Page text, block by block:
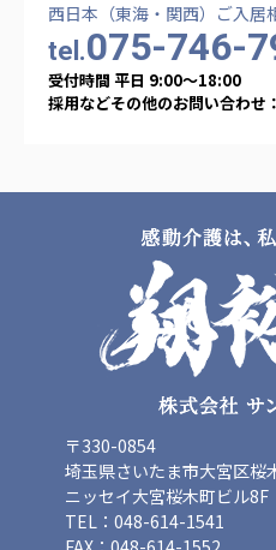
西日本（東海・関西）ご入居
tel.075-746-
受付時間 平日 9:00〜18:00
採用などその他のお問い合わ
〒330-0854
埼玉県さいたま市大宮区桜
ニッセイ大宮桜木町ビル8F
TEL：048-614-1541